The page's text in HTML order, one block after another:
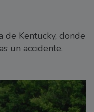
de Kentucky, donde
un accidente.